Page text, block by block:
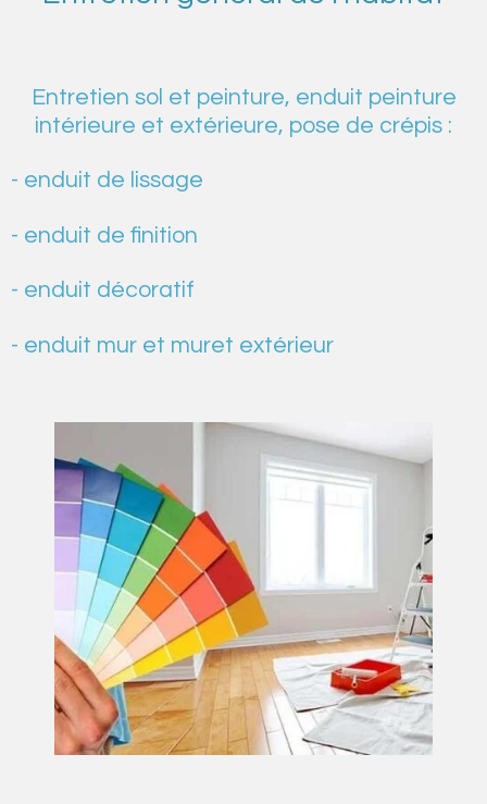
Entretien sol et peinture, enduit peinture
intérieure et extérieure, pose de crépis :
- enduit de lissage
- enduit de finition
- enduit décoratif
- enduit mur et muret extérieur